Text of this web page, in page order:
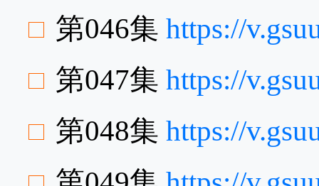
第046集 https://
第047集 https://
第048集 https://